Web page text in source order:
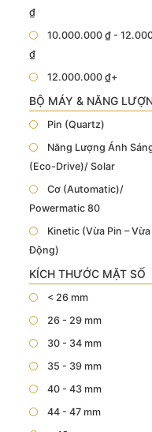
₫
10.000.000 ₫ -
₫
12.000.000 ₫+
BỘ MÁY & NĂNG
Pin (Quartz)
Năng Lượng Ánh
(Eco-Drive)/ Solar
Cơ (Automatic)/
Powermatic 80
Kinetic (Vừa Pin – Vừa
Động)
KÍCH THƯỚC MẶT SỐ
< 26 mm
26 - 29 mm
30 - 34 mm
35 - 39 mm
40 - 43 mm
44 - 47 mm